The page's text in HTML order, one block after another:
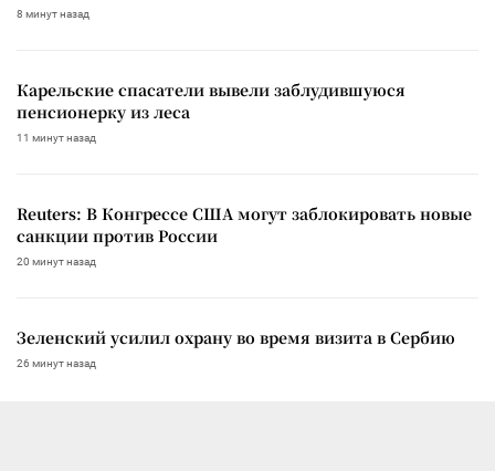
8 минут назад
Карельские спасатели вывели заблудившуюся
пенсионерку из леса
11 минут назад
Reuters: В Конгрессе США могут заблокировать новые
санкции против России
20 минут назад
Зеленский усилил охрану во время визита в Сербию
26 минут назад